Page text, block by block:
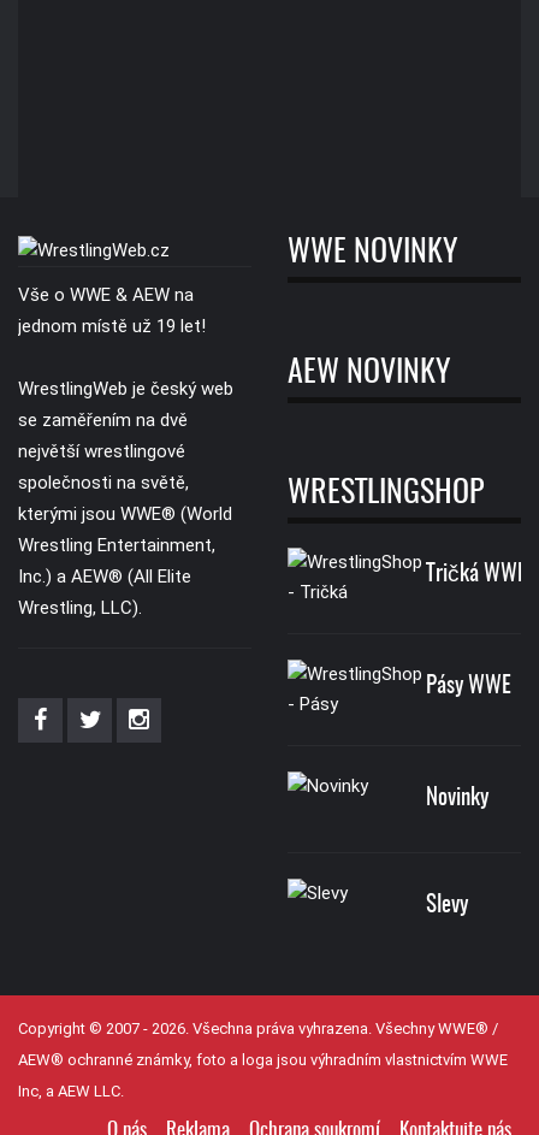
Vše o WWE & AEW na
jednom místě už 19 let!
WrestlingWeb je český web
se zaměřením na dvě
největší wrestlingové
společnosti na světě,
kterými jsou WWE® (World
Wrestling Entertainment,
Inc.) a AEW® (All Elite
Wrestling, LLC).
WWE NOVINKY
AEW NOVINKY
WRESTLINGSHOP
Tričká WWE
Pásy WWE
Novinky
Slevy
Copyright © 2007 - 2026. Všechna práva vyhrazena. Všechny WWE® /
AEW® ochranné známky, foto a loga jsou výhradním vlastnictvím WWE
Inc, a AEW LLC.
O nás Reklama Ochrana soukromí Kontaktujte nás